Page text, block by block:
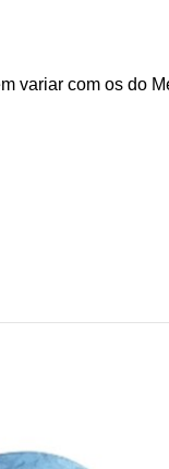
variar com os do